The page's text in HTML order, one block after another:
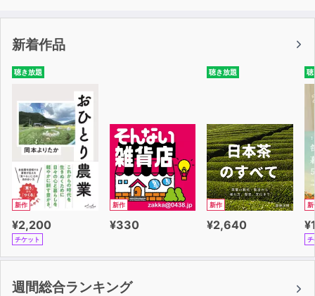
新着作品
聴き放題
新作
¥2,200
チケット
新作
¥330
聴き放題
新作
¥2,640
聴
新
チ
週間総合ランキング